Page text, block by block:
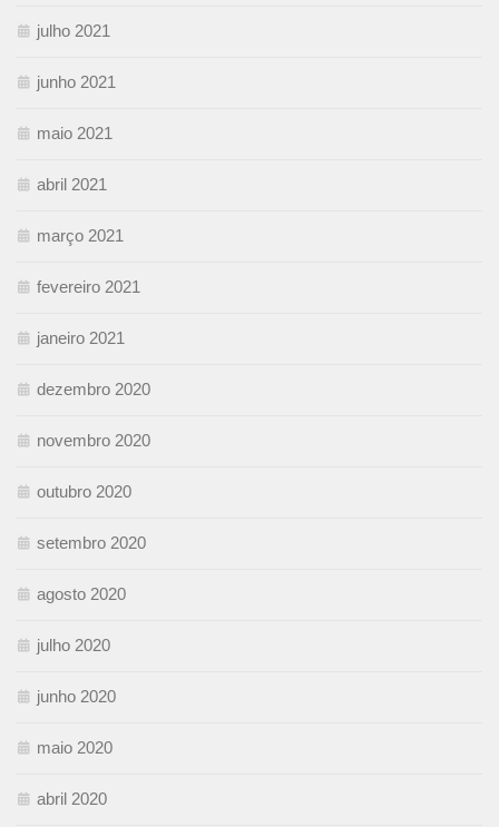
julho 2021
junho 2021
maio 2021
abril 2021
março 2021
fevereiro 2021
janeiro 2021
dezembro 2020
novembro 2020
outubro 2020
setembro 2020
agosto 2020
julho 2020
junho 2020
maio 2020
abril 2020